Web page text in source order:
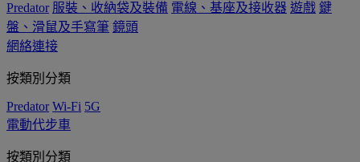
Predator 服裝、收納袋及裝備 電線、基座及接收器 遊戲 鍵
盤、滑鼠及手寫筆 鏡頭
網絡連接
按類別分類
Predator Wi-Fi 5G
電動代步車
按類別分類